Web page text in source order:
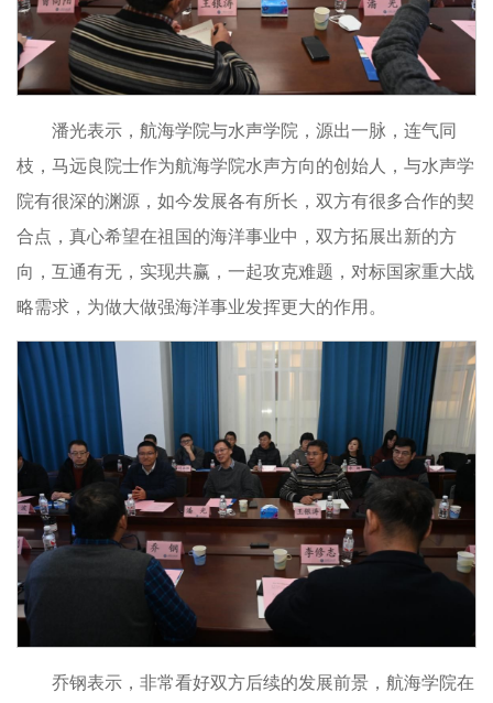
潘光表示，航海学院与水声学院，源出一脉，连气同
枝，马远良院士作为航海学院水声方向的创始人，与水声学
院有很深的渊源，如今发展各有所长，双方有很多合作的契
合点，真心希望在祖国的海洋事业中，双方拓展出新的方
向，互通有无，实现共赢，一起攻克难题，对标国家重大战
略需求，为做大做强海洋事业发挥更大的作用。
乔钢表示，非常看好双方后续的发展前景，航海学院在